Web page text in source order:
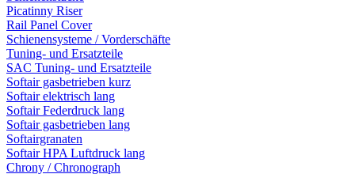
Picatinny Riser
Rail Panel Cover
Schienensysteme / Vorderschäfte
Tuning- und Ersatzteile
SAC Tuning- und Ersatzteile
Softair gasbetrieben kurz
Softair elektrisch lang
Softair Federdruck lang
Softair gasbetrieben lang
Softairgranaten
Softair HPA Luftdruck lang
Chrony / Chronograph